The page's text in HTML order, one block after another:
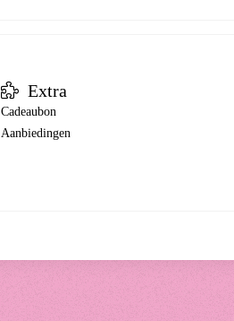
Extra
Cadeaubon
Aanbiedingen